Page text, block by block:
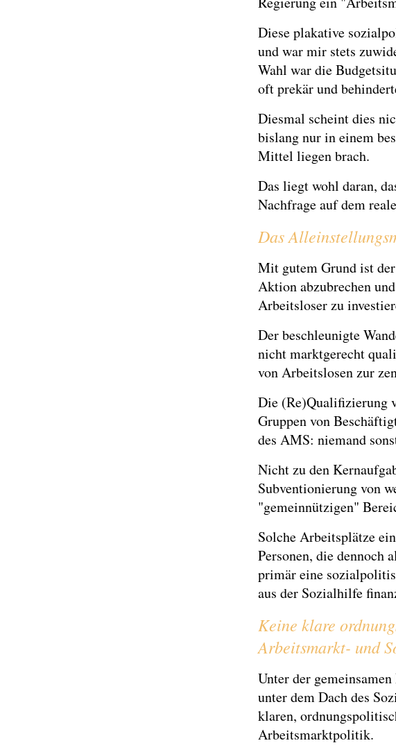
Diese plakative
und war mir stets
Wahl war die
oft prekär und
Diesmal scheint dies
bislang nur in einem
Mittel liegen brach.
Das liegt wohl daran,
Nachfrage auf dem
Das
Mit gutem Grund ist
Aktion abzubrechen
Arbeitsloser zu
Der beschleunigte
nicht marktgerecht
von Arbeitslosen zur
Die (Re)Qualifizierung
Gruppen von
des AMS: niemand
Nicht zu den
Subventionierung von
"gemeinnützigen"
Solche Arbeitsplätze
Personen, die dennoch
primär eine
aus der Sozialhilfe
Keine klare
Arbeitsmarkt- und
Unter der
unter dem Dach des
klaren,
Arbeitsmarktpolitik.